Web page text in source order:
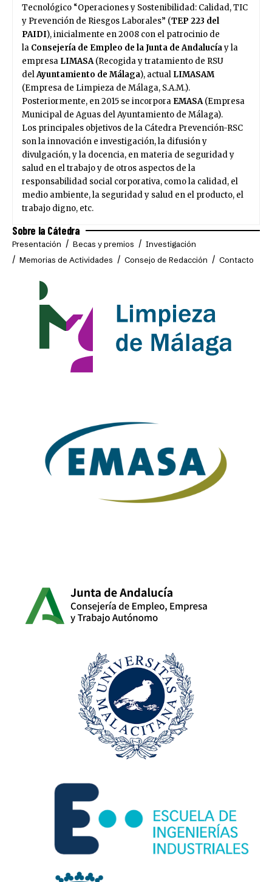
Tecnológico “Operaciones y Sostenibilidad: Calidad, TIC
y Prevención de Riesgos Laborales” (TEP 223 del
PAIDI), inicialmente en 2008 con el patrocinio de
la Consejería de Empleo de la Junta de Andalucíay la
empresa LIMASA(Recogida y tratamiento de RSU
delAyuntamiento de Málaga), actual LIMASAM
(Empresa de Limpieza de Málaga, S.A.M.).
Posteriormente, en 2015 se incorpora EMASA(Empresa
Municipal de Aguas del Ayuntamiento de Málaga).
Los principales objetivos de la Cátedra Prevención-RSC
son la innovación e investigación, la difusión y
divulgación, y la docencia, en materia de seguridad y
salud en el trabajo y de otros aspectos de la
responsabilidad social corporativa, como la calidad, el
medio ambiente, la seguridad y salud en el producto, el
trabajo digno, etc.
Sobre la Cátedra
Presentación Becas y premios
Investigación
Memorias de Actividades
Consejo de Redacción Contacto